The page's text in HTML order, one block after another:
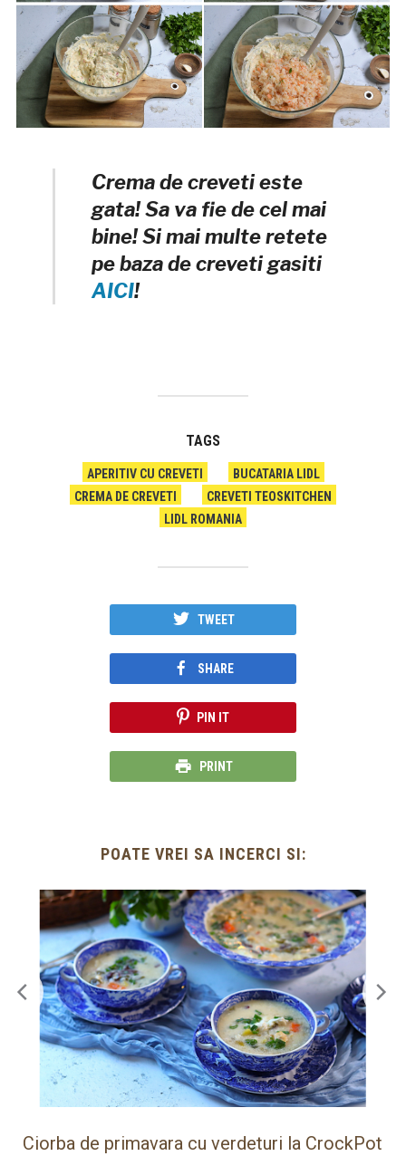
Crema de creveti este
gata! Sa va fie de cel mai
bine! Si mai multe retete
pe baza de creveti gasiti
AICI!
TAGS
APERITIV CU CREVETI
BUCATARIA LIDL
CREMA DE CREVETI
CREVETI TEOSKITCHEN
LIDL ROMANIA
TWEET
SHARE
PIN IT
PRINT
POATE VREI SA INCERCI SI:
Paine de casa rapida la Thermomix cu faina